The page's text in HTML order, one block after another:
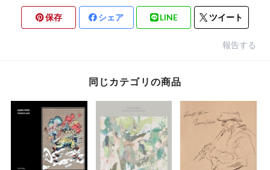
保存 シェア LINE ツイート
報告する
同じカテゴリの商品